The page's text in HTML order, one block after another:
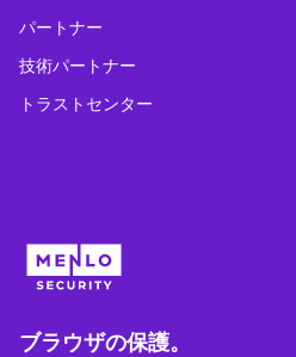
パートナー
技術パートナー
トラストセンター
ブラウザの保護。